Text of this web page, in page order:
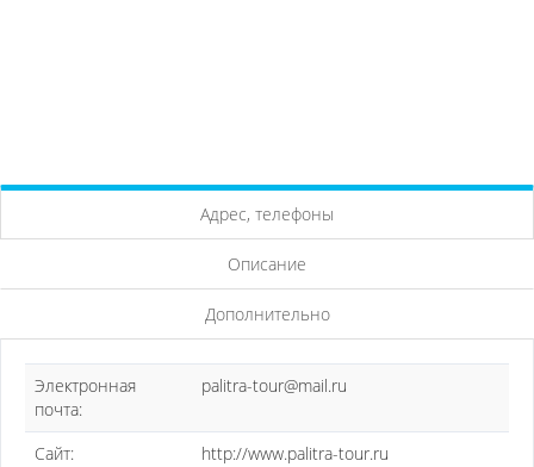
Адрес, телефоны
Описание
Дополнительно
Электронная
почта:
palitra-tour@mail.ru
Сайт:
http://www.palitra-tour.ru